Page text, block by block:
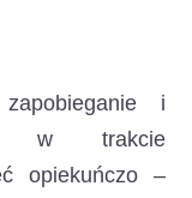
i
19 w trakcie
opiekuńczo –